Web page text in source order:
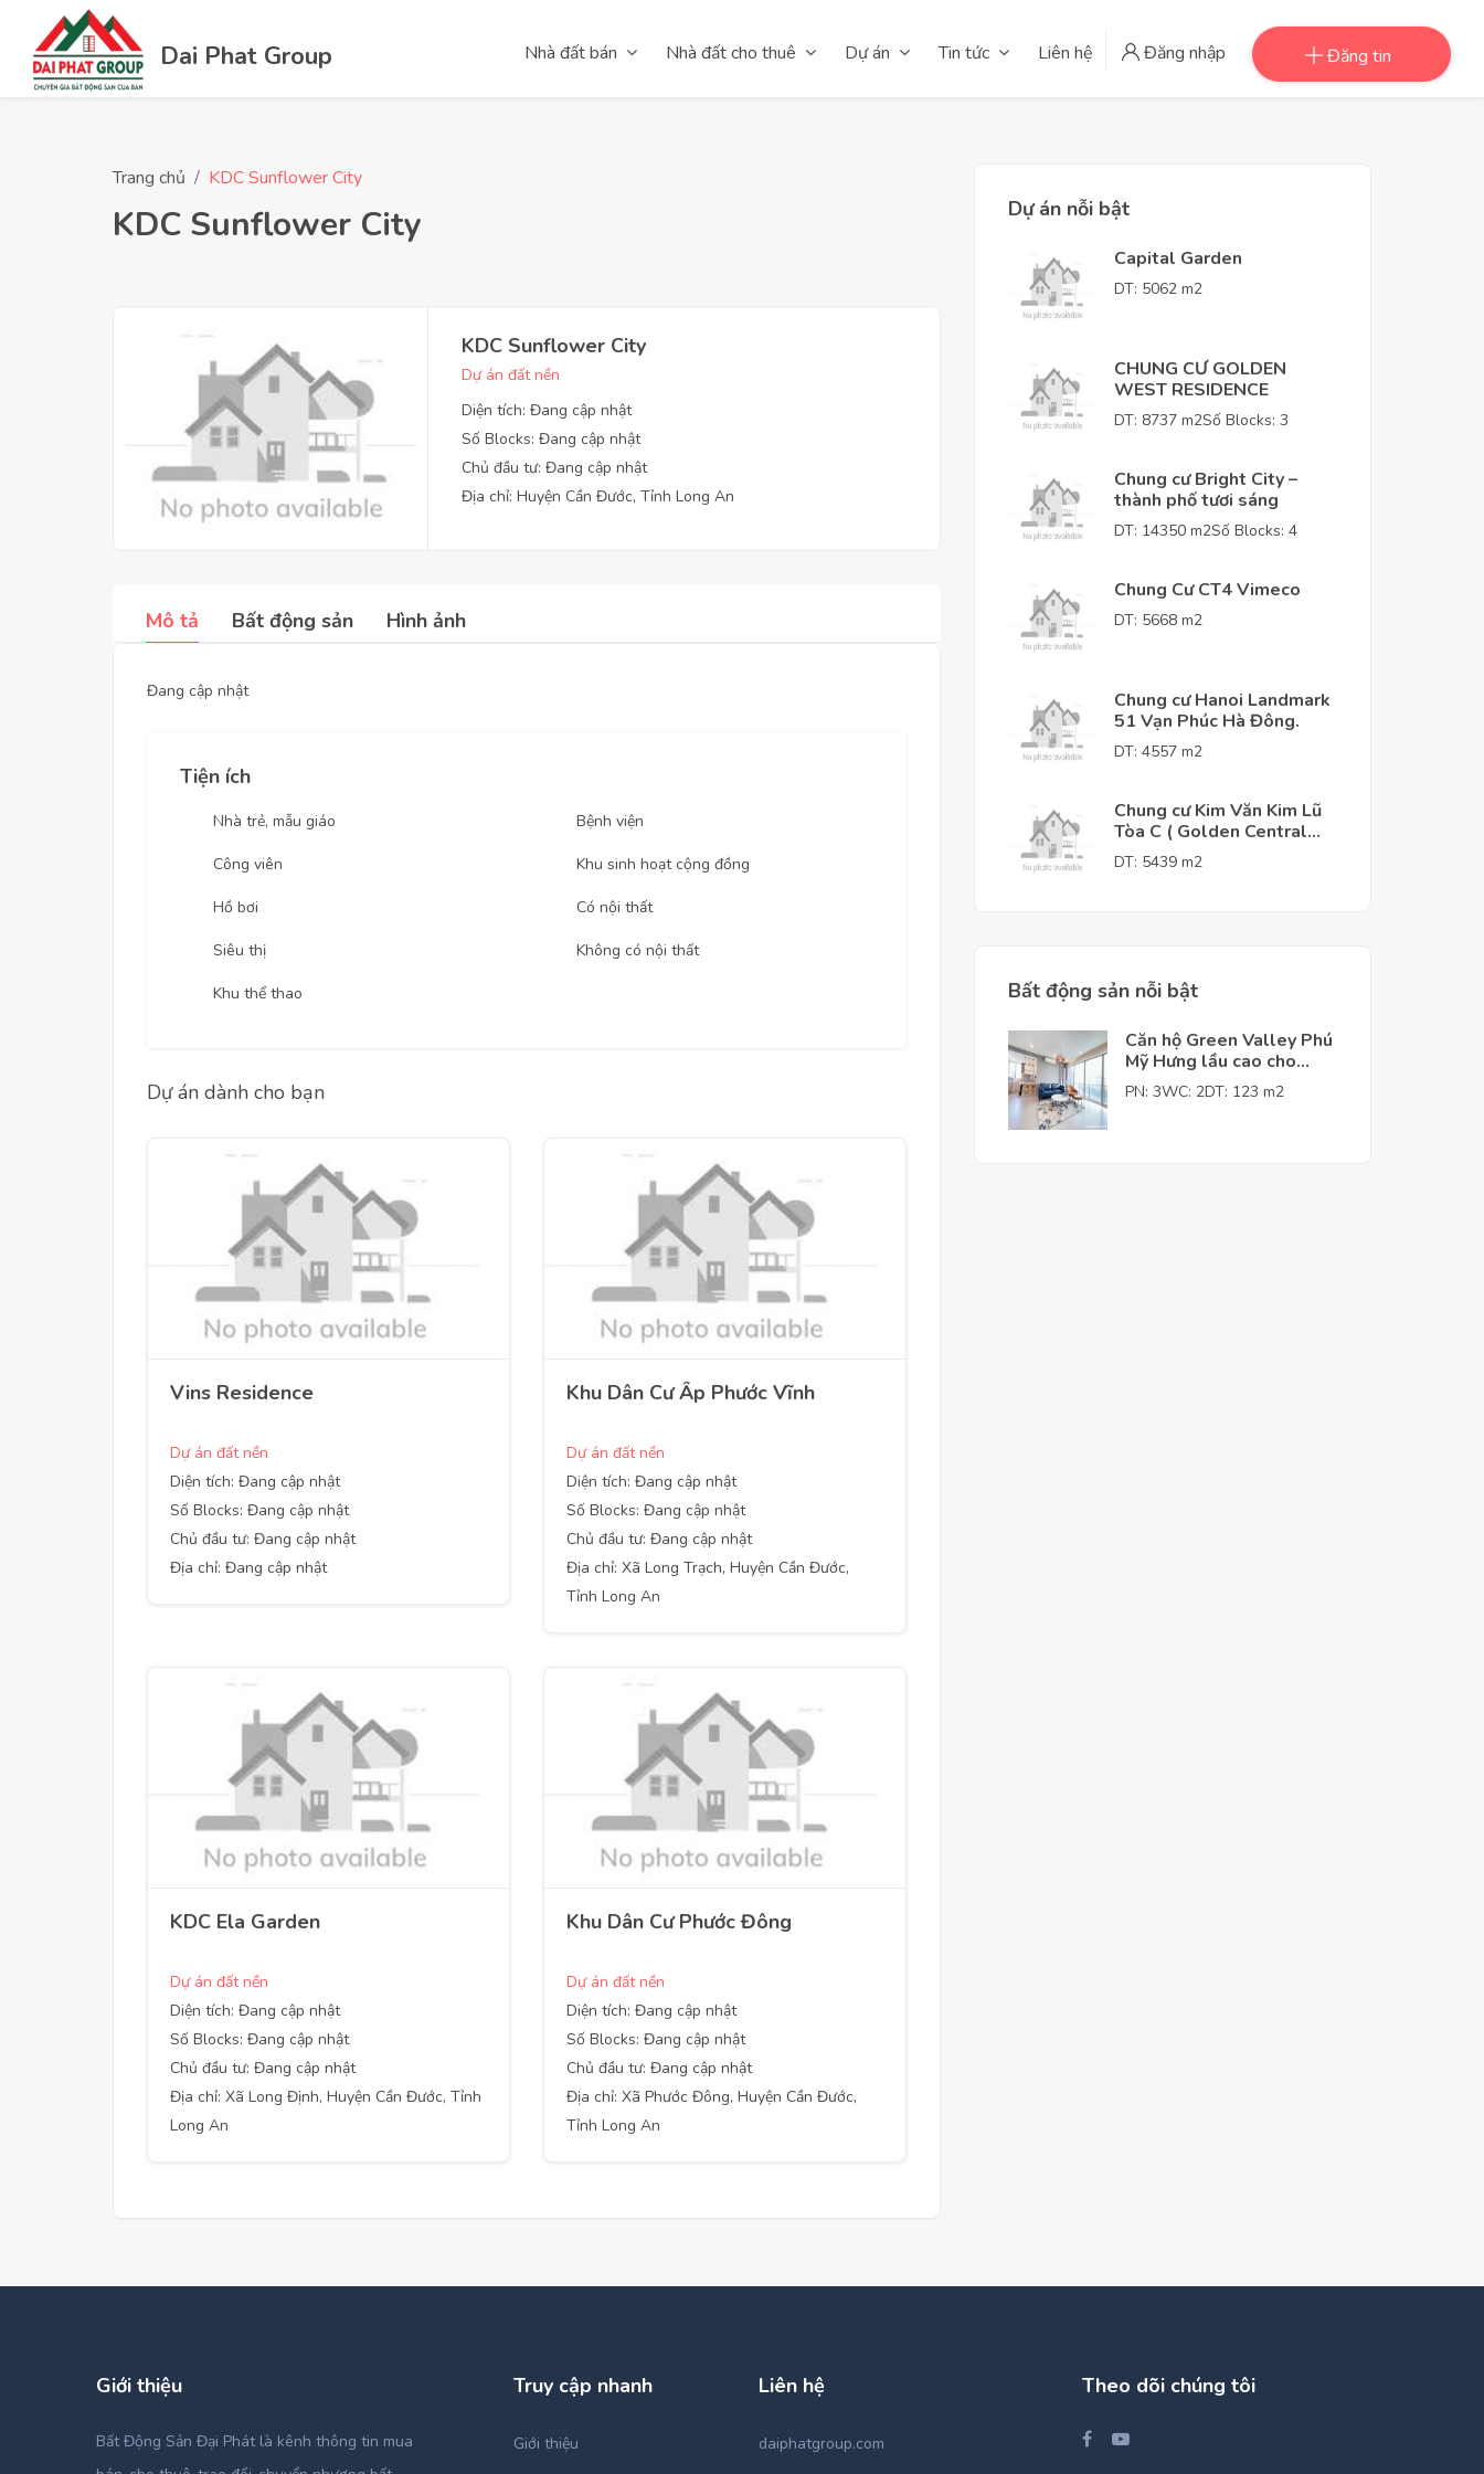
Dai Phat Group Nhà đất bán Nhà đất cho thuê Dự án Tin tức Liên hệ Đăng nhập Đăng tin
Trang chủ KDC Sunflower City
KDC Sunflower City
KDC Sunflower City
Dự án đất nền
Diện tích: Đang cập nhật
Số Blocks: Đang cập nhật
Chủ đầu tư: Đang cập nhật
Địa chỉ: Huyện Cần Đước, Tỉnh Long An
Mô tả Bất động sản Hình ảnh
Đang cập nhật
Tiện ích
Nhà trẻ, mẫu giáo
Công viên
Hồ bơi
Siêu thị
Khu thể thao
Bệnh viện
Khu sinh hoạt cộng đồng
Có nội thất
Không có nội thất
Dự án dành cho bạn
Vins Residence
Dự án đất nền
Diện tích: Đang cập nhật
Số Blocks: Đang cập nhật
Chủ đầu tư: Đang cập nhật
Địa chỉ: Đang cập nhật
Khu Dân Cư Ấp Phước Vĩnh
Dự án đất nền
Diện tích: Đang cập nhật
Số Blocks: Đang cập nhật
Chủ đầu tư: Đang cập nhật
Địa chỉ: Xã Long Trạch, Huyện Cần Đước,
Tỉnh Long An
KDC Ela Garden
Dự án đất nền
Diện tích: Đang cập nhật
Số Blocks: Đang cập nhật
Chủ đầu tư: Đang cập nhật
Địa chỉ: Xã Long Định, Huyện Cần Đước, Tỉnh
Long An
Khu Dân Cư Phước Đông
Dự án đất nền
Diện tích: Đang cập nhật
Số Blocks: Đang cập nhật
Chủ đầu tư: Đang cập nhật
Địa chỉ: Xã Phước Đông, Huyện Cần Đước,
Tỉnh Long An
Dự án nỗi bật
Capital Garden
DT: 5062 m2
CHUNG CƯ GOLDEN
WEST RESIDENCE
DT: 8737 m2Số Blocks: 3
Chung cư Bright City –
thành phố tươi sáng
DT: 14350 m2Số Blocks: 4
Chung Cư CT4 Vimeco
DT: 5668 m2
Chung cư Hanoi Landmark
51 Vạn Phúc Hà Đông.
DT: 4557 m2
Chung cư Kim Văn Kim Lũ
Tòa C ( Golden Central
Tower )
DT: 5439 m2
Bất động sản nỗi bật
Căn hộ Green Valley Phú
Mỹ Hưng lầu cao cho
thuê giá tốt
PN: 3WC: 2DT: 123 m2
Giới thiệu
Bất Động Sản Đại Phát là kênh thông tin mua
Truy cập nhanh
Giới thiệu
Liên hệ
daiphatgroup.com
Theo dõi chúng tôi